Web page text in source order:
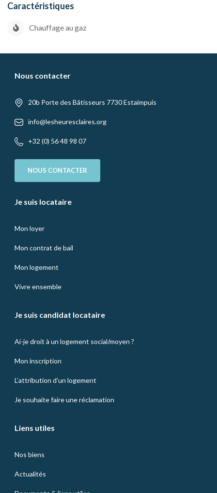
Caractéristiques
Chauffage au gaz
Nous contacter
20b Porte des Bâtisseurs 7730 Estaimpuis
info@lesheuresclaires.org
+32 (0) 56 48 98 07
NOUS CONTACTER
Je suis locataire
Mon loyer
Mon contrat de bail
Mon logement
Vivre ensemble
Je suis candidat locataire
Ai-je droit à un logement social/moyen ?
Mon inscription
L’attribution d’un logement
Je souhaite faire une réclamation
Liens utiles
Nos biens
Actualités